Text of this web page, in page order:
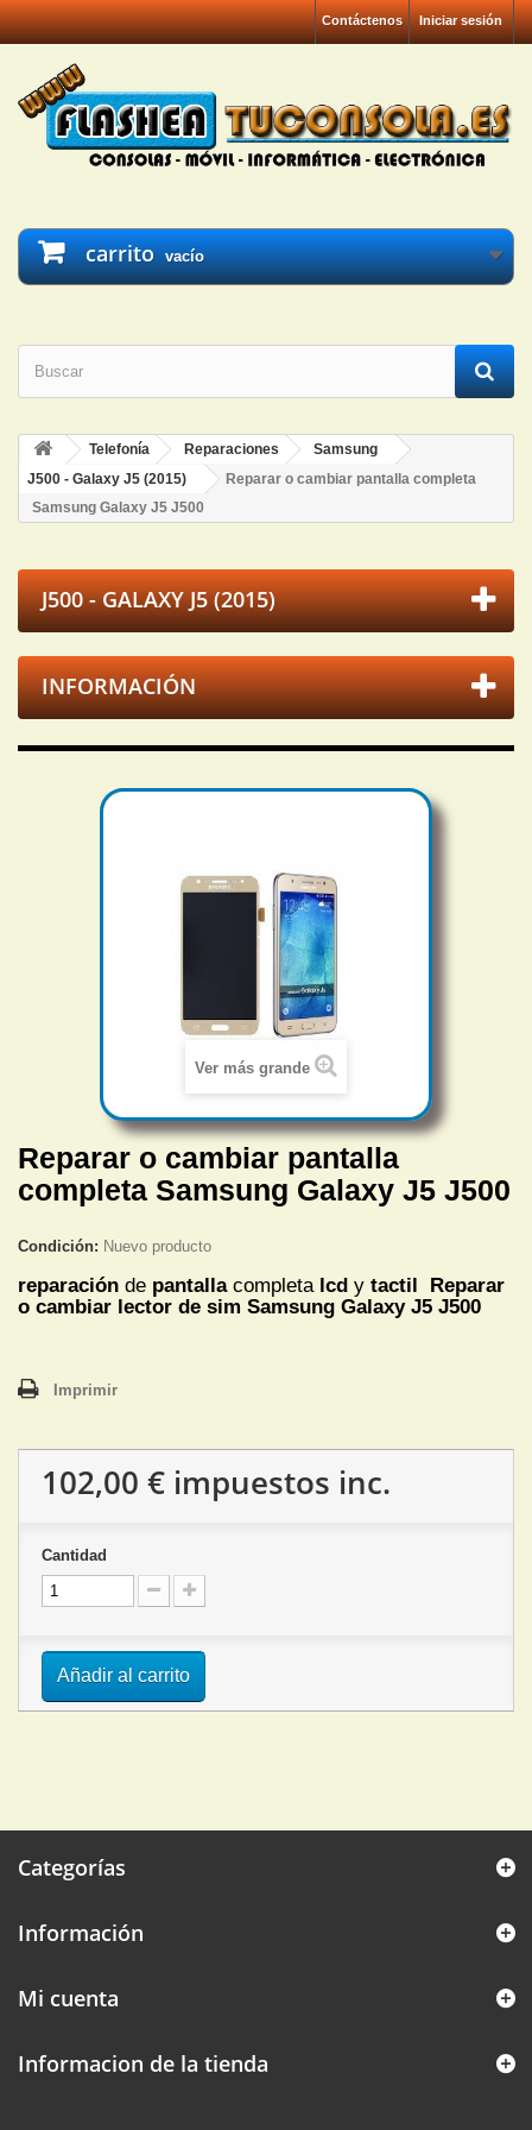
Iniciar sesión
Contáctenos
carrito vacío
Telefonía Reparaciones
Samsung
J500 - Galaxy J5 (2015)
Reparar o cambiar pantalla completa
Samsung Galaxy J5 J500
J500 - GALAXY J5 (2015)
INFORMACIÓN
Ver más grande
Reparar o cambiar pantalla
completa Samsung Galaxy J5 J500
Condición: Nuevo producto
reparación de pantallacompleta lcd y tactil
Reparar
o cambiar lector de sim Samsung Galaxy J5 J500
Imprimir
102,00 € impuestos inc.
Cantidad
Añadir al carrito
Categorías
Información
Mi cuenta
Informacion de la tienda